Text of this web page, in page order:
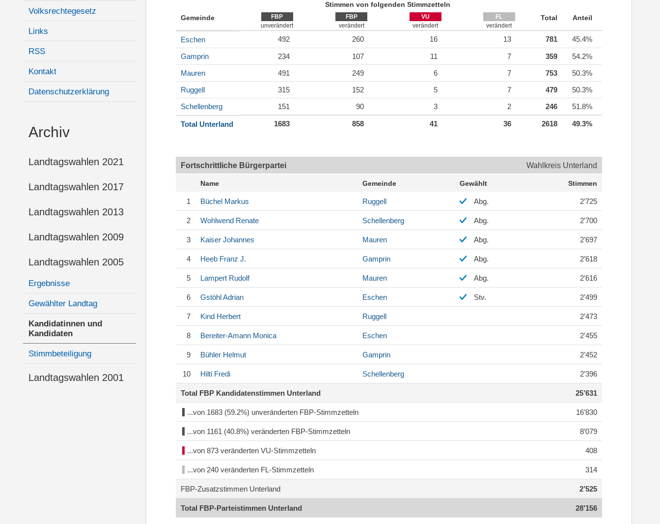
Volksrechtegesetz
Links
RSS
Kontakt
Datenschutzerklärung
Archiv
Landtagswahlen 2021
Landtagswahlen 2017
Landtagswahlen 2013
Landtagswahlen 2009
Landtagswahlen 2005
Ergebnisse
Gewählter Landtag
Kandidatinnen und
Kandidaten
Stimmbeteiligung
Landtagswahlen 2001
Stimmen von folgenden Stimmzetteln
Gemeinde
FBP
unverändert
FBP
verändert
VU
verändert
FL
verändert
Total Anteil
Eschen 492 260 16 13 781 45.4%
Gamprin 234 107 11 7 359
54.2%
Mauren
491 249 6 7 753
50.3%
Ruggell
315 152 5 7 479
50.3%
Schellenberg
151 90 3 2 246 51.8%
Total Unterland 1683 858 41 36 2618 49.3%
Fortschrittliche Bürgerpartei Wahlkreis Unterland
Name Gemeinde Gewählt Stimmen
1 Büchel Markus Ruggell Abg. 2’725
2 Wohlwend Renate Schellenberg Abg. 2’700
3 Kaiser Johannes Mauren Abg. 2’697
4 Heeb Franz J. Gamprin Abg. 2’618
5 Lampert Rudolf Mauren Abg. 2’616
6 GstöhlAdrian Eschen Stv. 2’499
7 Kind Herbert Ruggell 2’473
8 Bereiter-Amann Monica Eschen 2’455
9 Bühler Helmut Gamprin 2’452
10 Hilti Fredi Schellenberg 2’396
Total FBP Kandidatenstimmen Unterland 25’631
...von 1683 (59.2%) unveränderten FBP-Stimmzetteln 16’830
...von 1161 (40.8%) veränderten FBP-Stimmzetteln 8’079
...von 873 veränderten VU-Stimmzetteln 408
...von 240 veränderten FL-Stimmzetteln 314
FBP-Zusatzstimmen Unterland 2’525
Total FBP-Parteistimmen Unterland 28’156